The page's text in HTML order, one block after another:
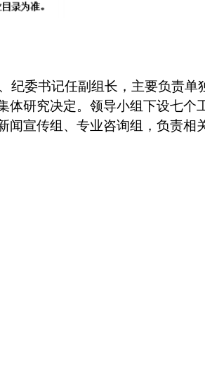
纪委书记任副组长，主要负责单
体研究决定。领导小组下设七个
闻宣传组、专业咨询组，负责相